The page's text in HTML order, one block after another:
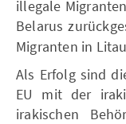
illegale
Belarus
Migranten in
Als Erfolg sind
EU mit der
irakischen